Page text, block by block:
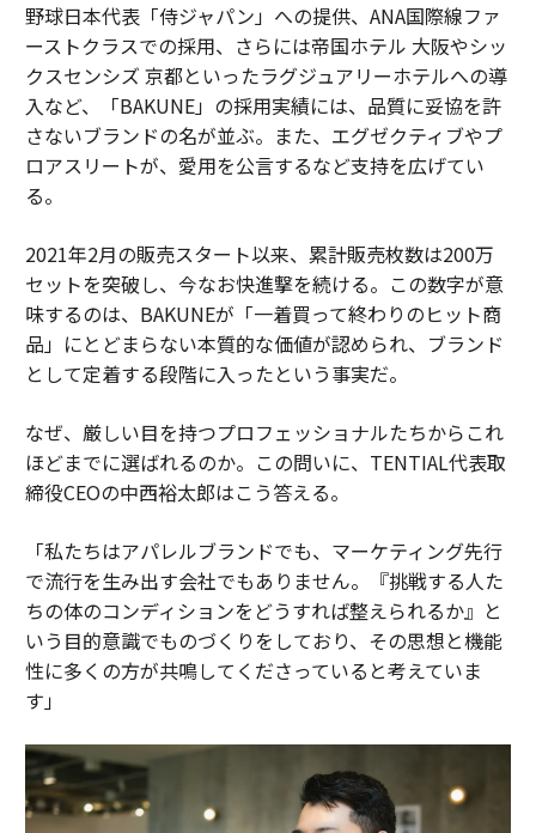
野球日本代表「侍ジャパン」への提供、ANA国際線ファ
ーストクラスでの採用、さらには帝国ホテル 大阪やシッ
クスセンシズ 京都といったラグジュアリーホテルへの導
入など、「BAKUNE」の採用実績には、品質に妥協を許
さないブランドの名が並ぶ。また、エグゼクティブやプ
ロアスリートが、愛用を公言するなど支持を広げてい
る。
2021年2月の販売スタート以来、累計販売枚数は200万
セットを突破し、今なお快進撃を続ける。この数字が意
味するのは、BAKUNEが「一着買って終わりのヒット商
品」にとどまらない本質的な価値が認められ、ブランド
として定着する段階に入ったという事実だ。
なぜ、厳しい目を持つプロフェッショナルたちからこれ
ほどまでに選ばれるのか。この問いに、TENTIAL代表取
締役CEOの中西裕太郎はこう答える。
「私たちはアパレルブランドでも、マーケティング先行
で流行を生み出す会社でもありません。『挑戦する人た
ちの体のコンディションをどうすれば整えられるか』と
いう目的意識でものづくりをしており、その思想と機能
性に多くの方が共鳴してくださっていると考えていま
す」